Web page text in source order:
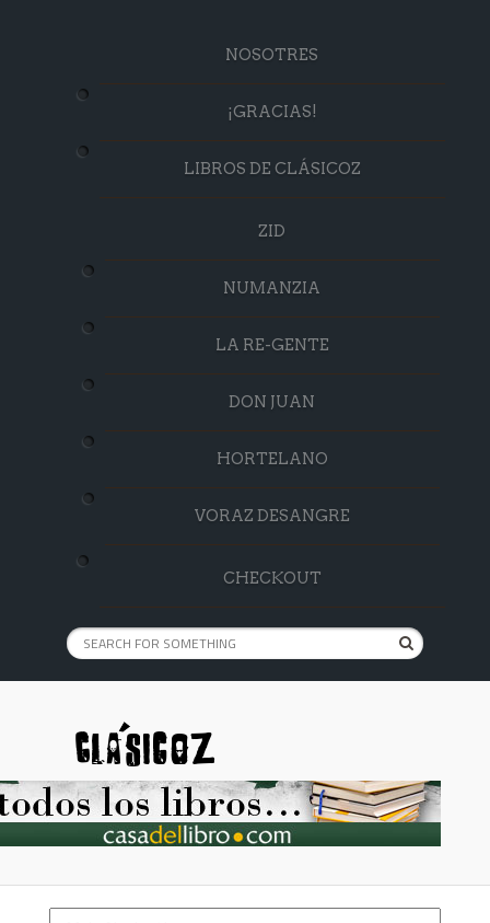
NOSOTRES
¡GRACIAS!
LIBROS DE CLÁSICOZ
ZID
NUMANZIA
LA RE-GENTE
DON JUAN
HORTELANO
VORAZ DESANGRE
CHECKOUT